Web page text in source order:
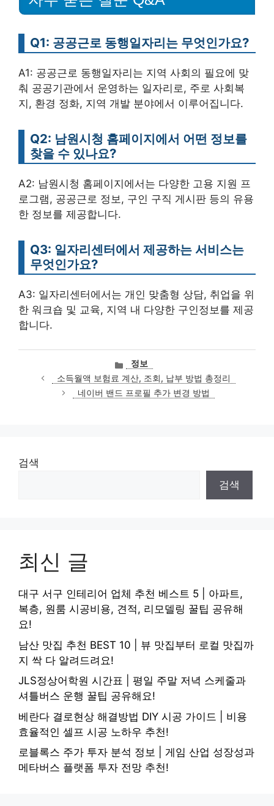
Q1: 공공근로 동행일자리는 무엇인가요?
A1: 공공근로 동행일자리는 지역 사회의 필요에 맞
춰 공공기관에서 운영하는 일자리로, 주로 사회복
지, 환경 정화, 지역 개발 분야에서 이루어집니다.
Q2: 남원시청 홈페이지에서 어떤 정보를
찾을 수 있나요?
A2: 남원시청 홈페이지에서는 다양한 고용 지원 프
로그램, 공공근로 정보, 구인 구직 게시판 등의 유용
한 정보를 제공합니다.
Q3: 일자리센터에서 제공하는 서비스는
무엇인가요?
A3: 일자리센터에서는 개인 맞춤형 상담, 취업을 위
한 워크숍 및 교육, 지역 내 다양한 구인정보를 제공
합니다.
카
테
고
리
정보
소득월액 보험료 계산, 조회, 납부 방법 총정리
네이버 밴드 프로필 추가 변경 방법
검색
검색
최신 글
대구 서구 인테리어 업체 추천 베스트 5 | 아파트,
복층, 원룸 시공비용, 견적, 리모델링 꿀팁 공유해
요!
남산 맛집 추천 BEST 10 | 뷰 맛집부터 로컬 맛집까
지 싹 다 알려드려요!
JLS정상어학원 시간표 | 평일 주말 저녁 스케줄과
셔틀버스 운행 꿀팁 공유해요!
베란다 결로현상 해결방법 DIY 시공 가이드 | 비용
효율적인 셀프 시공 노하우 추천!
로블록스 주가 투자 분석 정보 | 게임 산업 성장성과
메타버스 플랫폼 투자 전망 추천!